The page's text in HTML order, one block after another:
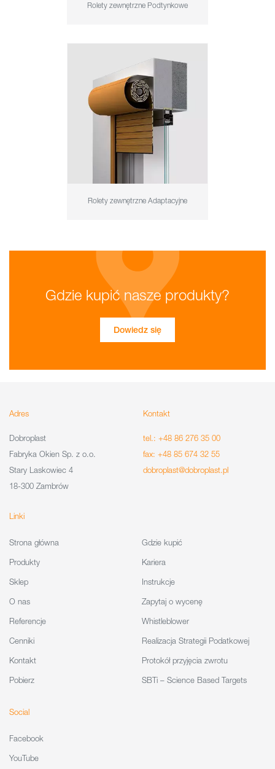
Rolety zewnętrzne Podtynkowe
Rolety zewnętrzne Adaptacyjne
Gdzie kupić nasze produkty?
Dowiedz się
Adres
Dobroplast
Fabryka Okien Sp. z o.o.
Stary Laskowiec 4
18-300 Zambrów
Kontakt
tel.: +48 86 276 35 00
fax: +48 85 674 32 55
dobroplast@dobroplast.pl
Linki
Strona główna
Produkty
Sklep
O nas
Referencje
Cenniki
Kontakt
Pobierz
Gdzie kupić
Kariera
Instrukcje
Zapytaj o wycenę
Whistleblower
Realizacja Strategii Podatkowej
Protokół przyjęcia zwrotu
SBTi – Science Based Targets
Social
Facebook
YouTube